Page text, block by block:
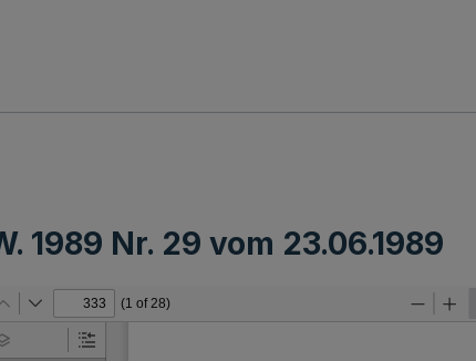
1989 Nr. 29 vom 23.06.1989